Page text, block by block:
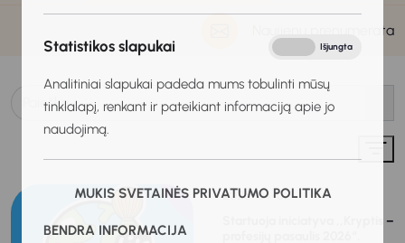
Statistikos slapukai Išjungta
Analitiniai slapukai padeda mums tobulinti mūsų
tinklalapį, renkant ir pateikiant informaciją apie jo
naudojimą.
MUKIS SVETAINĖS PRIVATUMO POLITIKA
BENDRA INFORMACIJA
Naujienų prenumerata
2026-04-02
Startuoja iniciatyva ,,Kryptis –